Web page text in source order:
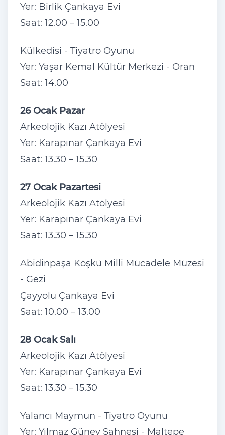
Yer: Birlik Çankaya Evi
Saat: 12.00 – 15.00
Külkedisi - Tiyatro Oyunu
Yer: Yaşar Kemal Kültür Merkezi - Oran
Saat: 14.00
26 Ocak Pazar
Arkeolojik Kazı Atölyesi
Yer: Karapınar Çankaya Evi
Saat: 13.30 – 15.30
27 Ocak Pazartesi
Arkeolojik Kazı Atölyesi
Yer: Karapınar Çankaya Evi
Saat: 13.30 – 15.30
Abidinpaşa Köşkü Milli Mücadele Müzesi
- Gezi
Çayyolu Çankaya Evi
Saat: 10.00 – 13.00
28 Ocak Salı
Arkeolojik Kazı Atölyesi
Yer: Karapınar Çankaya Evi
Saat: 13.30 – 15.30
Yalancı Maymun - Tiyatro Oyunu
Yer: Yılmaz Güney Sahnesi - Maltepe